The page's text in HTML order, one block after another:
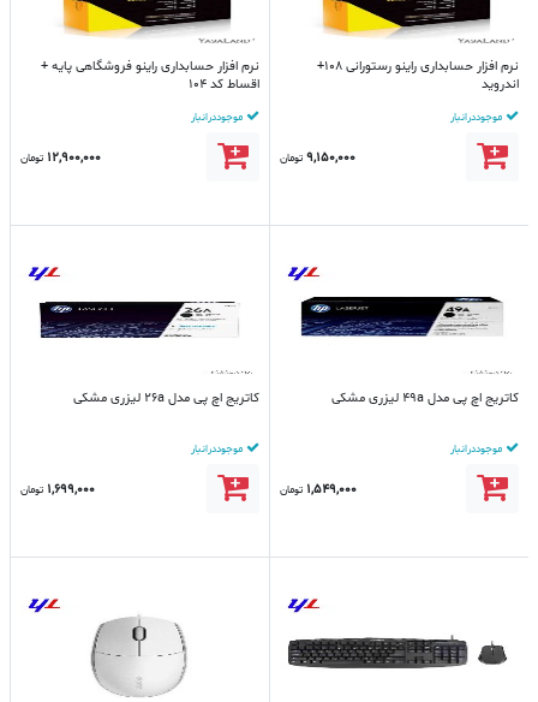
نرم افزار حسابداری راینو رستورانی 108+
اندروید
موجود در انبار
9,150,000 تومان
نرم افزار حسابداری راینو فروشگاهی پایه +
اقساط کد 104
موجود در انبار
12,900,000 تومان
کاتریج اچ پی مدل 49a لیزری مشکی
موجود در انبار
1,549,000 تومان
کاتریج اچ پی مدل 26a لیزری مشکی
موجود در انبار
1,699,000 تومان